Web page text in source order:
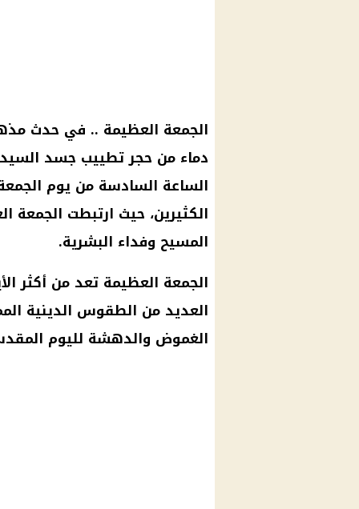
الجمعة العظيمة .. في حدث
دماء من حجر تطييب جسد
الساعة السادسة من يوم
الكثيرين، حيث ارتبطت
المسيح وفداء البشرية.
الجمعة العظيمة تعد من أكثر
العديد من الطقوس الدينية
الغموض والدهشة لليوم